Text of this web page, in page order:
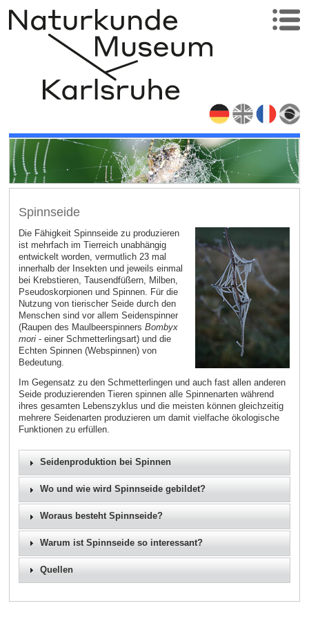
Spinnseide
Die Fähigkeit Spinnseide zu produzieren
ist mehrfach im Tierreich unabhängig
entwickelt worden, vermutlich 23 mal
innerhalb der Insekten und jeweils einmal
bei Krebstieren, Tausendfüßern, Milben,
Pseudoskorpionen und Spinnen. Für die
Nutzung von tierischer Seide durch den
Menschen sind vor allem Seidenspinner
(Raupen des Maulbeerspinners Bombyx
mori- einer Schmetterlingsart) und die
Echten Spinnen (Webspinnen) von
Bedeutung.
Im Gegensatz zu den Schmetterlingen und auch fast allen anderen
Seide produzierenden Tieren spinnen alle Spinnenarten während
ihres gesamten Lebenszyklus und die meisten können gleichzeitig
mehrere Seidenarten produzieren um damit vielfache ökologische
Funktionen zu erfüllen.
Seidenproduktion bei Spinnen
Wo und wie wird Spinnseide gebildet?
Woraus besteht Spinnseide?
Warum ist Spinnseide so interessant?
Quellen